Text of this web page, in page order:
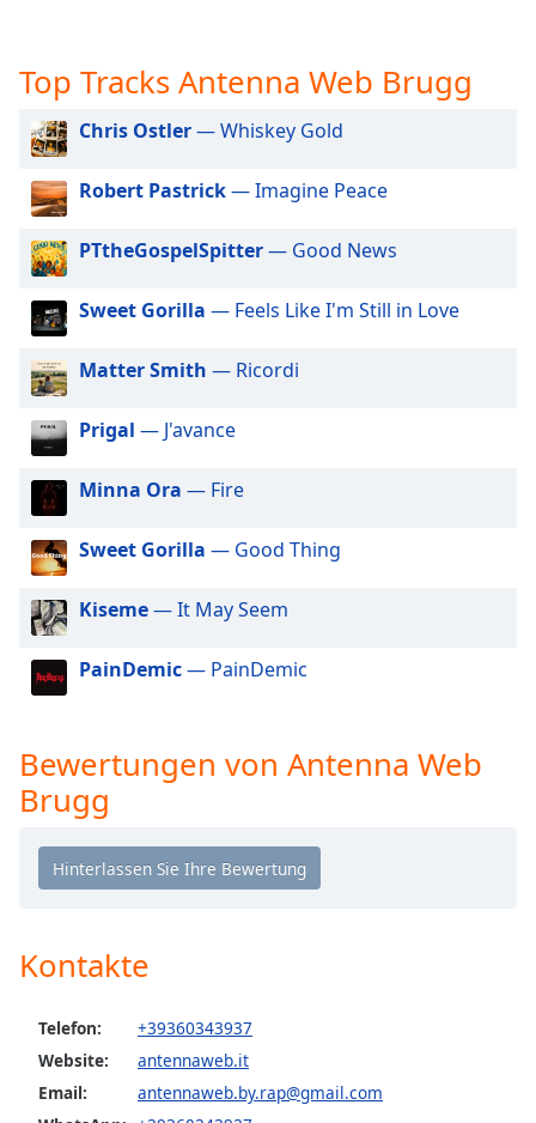
opens
subtitles
settings
dialog
subtitles
off
Audio
Picture-
in-
Picture
This
modal
window.
dialog
window.
Escape
and
close
window.
Background
Top Tracks Antenna Web Brugg
Chris Ostler— Whiskey Gold
Robert Pastrick— Imagine Peace
PTtheGospelSpitter— Good News
Sweet Gorilla — Feels Like I'm Still in Love
Matter Smith — Ricordi
Prigal — J'avance
Minna Ora — Fire
Sweet Gorilla — Good Thing
Kiseme— It May Seem
PainDemic— PainDemic
Bewertungen von Antenna Web
Brugg
Kontakte
Telefon:
+39360343937
Website:
antennaweb.it
Email:
antennaweb.by.rap@gmail.com